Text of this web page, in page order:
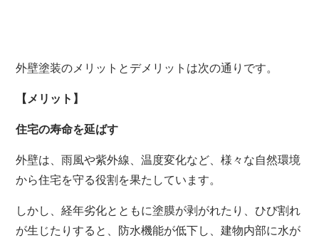
外壁塗装のメリットとデメリットは次の通りです。
【メリット】
住宅の寿命を延ばす
外壁は、雨風や紫外線、温度変化など、様々な自然環境
から住宅を守る役割を果たしています。
しかし、経年劣化とともに塗膜が剥がれたり、ひび割れ
が生じたりすると、防水機能が低下し、建物内部に水が